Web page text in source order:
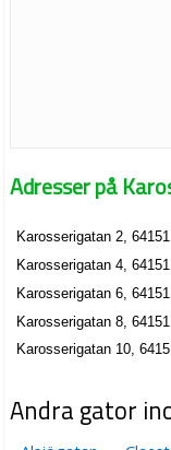
Adresser på
Karosserigatan 2,
Karosserigatan 4,
Karosserigatan 6,
Karosserigatan 8,
Karosserigatan 10,
Andra gator